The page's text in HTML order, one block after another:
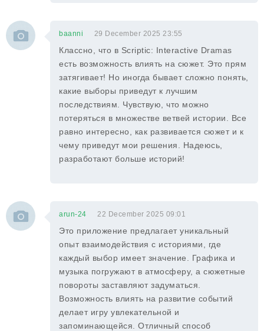
baanni 29 December 2025 23:55
Классно, что в Scriptic: Interactive Dramas
есть возможность влиять на сюжет. Это прям
затягивает! Но иногда бывает сложно понять,
какие выборы приведут к лучшим
последствиям. Чувствую, что можно
потеряться в множестве ветвей истории. Все
равно интересно, как развивается сюжет и к
чему приведут мои решения. Надеюсь,
разработают больше историй!
arun-24 22 December 2025 09:01
Это приложение предлагает уникальный
опыт взаимодействия с историями, где
каждый выбор имеет значение. Графика и
музыка погружают в атмосферу, а сюжетные
повороты заставляют задуматься.
Возможность влиять на развитие событий
делает игру увлекательной и
запоминающейся. Отличный способ